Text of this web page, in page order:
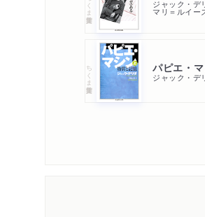
ジャック・デ
マリ＝ルイー
ちくま学芸文庫 パピエ・
ジャック・デ